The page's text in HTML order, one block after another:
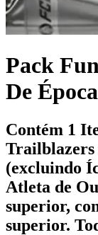
Pack
De Época
Contém 1
Trailblazers
(excluindo
Atleta de
superior,
superior.